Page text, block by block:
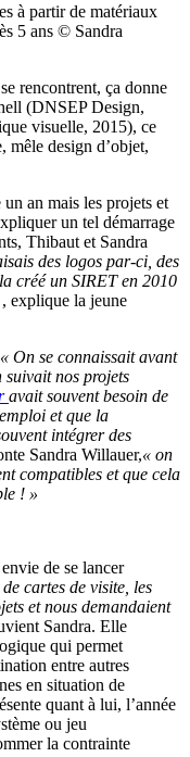
à partir de matériaux
5 ans © Sandra
rencontrent, ça donne
(DNSEP Design,
visuelle, 2015), ce
mêle design d’objet,
an mais les projets et
un tel démarrage
Thibaut et Sandra
des logos par-ci, des
créé un SIRET en 2010
, explique la jeune
« On se connaissait avant
suivait nos projets
avait souvent besoin de
et que la
intégrer des
Sandra Willauer,« on
compatibles et que cela
! »
de se lancer
cartes de visite, les
et nous demandaient
Sandra. Elle
qui permet
entre autres
en situation de
quant à lui, l’année
ou jeu
la contrainte